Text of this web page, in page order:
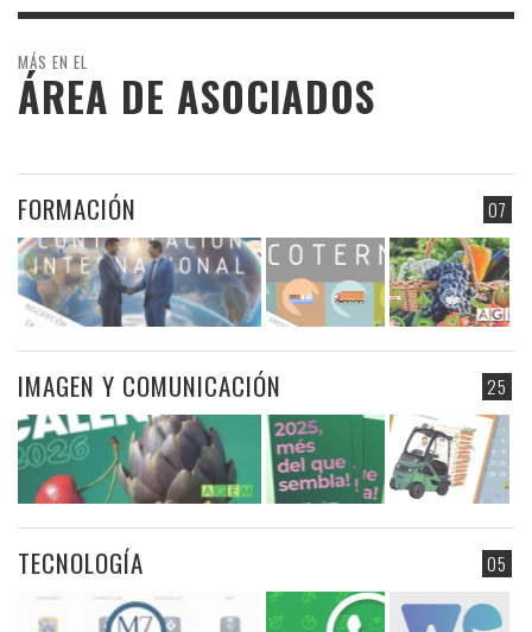
MÁS EN EL
ÁREA DE ASOCIADOS
07
FORMACIÓN
25
IMAGEN Y COMUNICACIÓN
05
TECNOLOGÍA